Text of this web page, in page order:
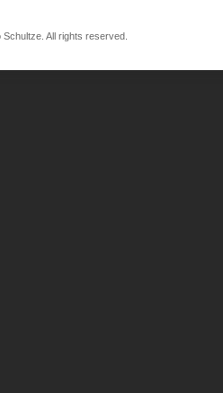
All rights reserved.